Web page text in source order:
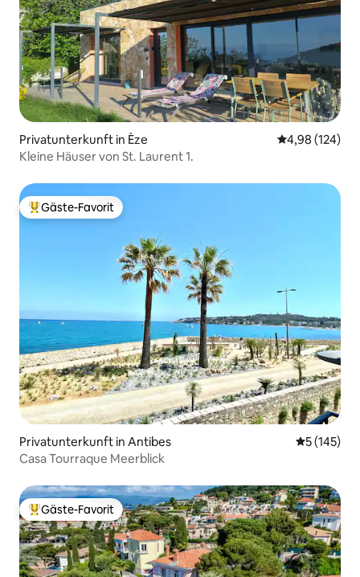
Privatunterkunft in Èze
4,98 (124)
Kleine Häuser von St. Laurent 1.
Beliebter Gäste-Favorit.
Gäste-Favorit
Privatunterkunft in Antibes
5 (145)
Casa Tourraque Meerblick
Beliebter Gäste-Favorit.
Gäste-Favorit